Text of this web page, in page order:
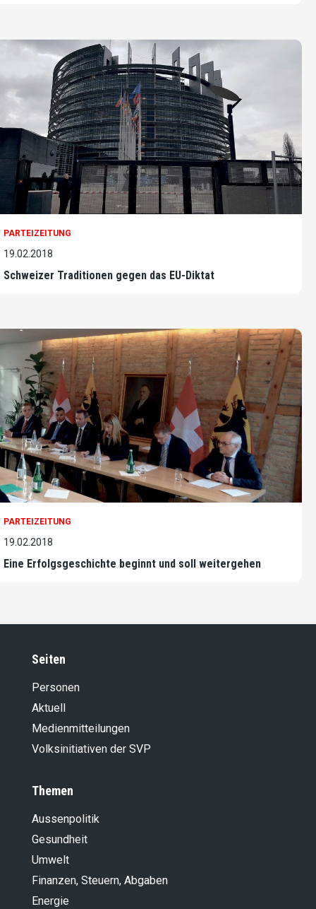
PARTEIZEITUNG
19.02.2018
Schweizer Traditionen gegen das EU-Diktat
PARTEIZEITUNG
19.02.2018
Eine Erfolgsgeschichte beginnt und soll weitergehen
Seiten
Personen
Aktuell
Medienmitteilungen
Volksinitiativen der SVP
Themen
Aussenpolitik
Gesundheit
Umwelt
Finanzen, Steuern, Abgaben
Energie